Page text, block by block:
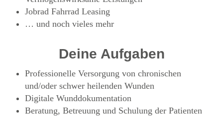
Jobrad Fahrrad Leasing
… und noch vieles mehr
Deine Aufgaben
Professionelle Versorgung von chronischen
und/oder schwer heilenden Wunden
Digitale Wunddokumentation
Beratung, Betreuung und Schulung der Patienten